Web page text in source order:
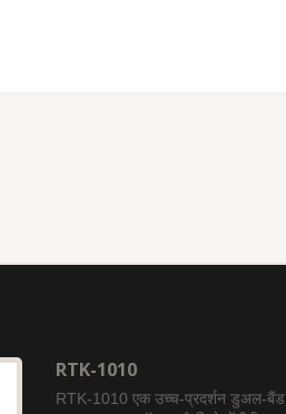
RTK-1010
RTK-1010 एक उच्च-प्रदर्शन डुअल-बैंड